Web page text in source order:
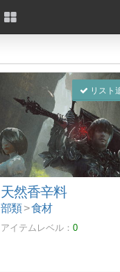
リスト
天然香辛料
部類>食材
アイテムレベル： 0